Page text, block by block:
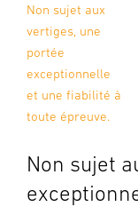
Non sujet aux
vertiges, une
portée
exceptionnelle
et une fiabilité à
toute épreuve.
Non sujet